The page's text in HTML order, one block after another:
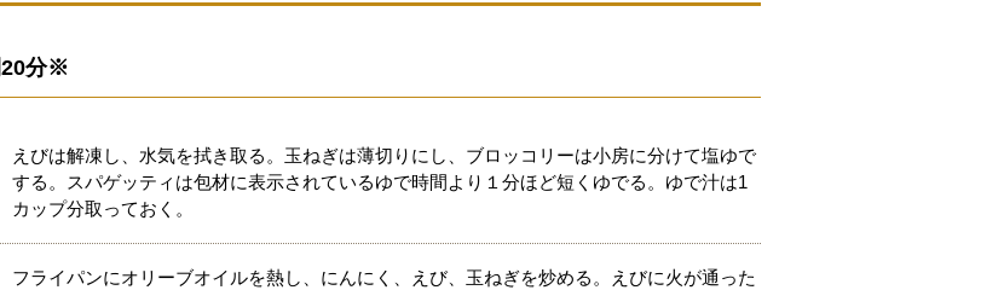
20分※
えびは解凍し、水気を拭き取る。玉ねぎは薄切りにし、ブロッコリーは小房に分けて塩ゆで
する。スパゲッティは包材に表示されているゆで時間より１分ほど短くゆでる。ゆで汁は1
カップ分取っておく。
フライパンにオリーブオイルを熱し、にんにく、えび、玉ねぎを炒める。えびに火が通った